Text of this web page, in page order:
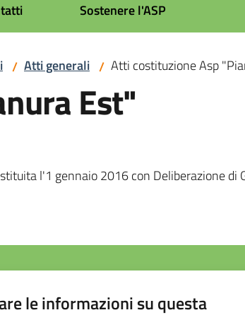
Sostenere l'ASP
/ Atti generali / Atti costituzione Asp
Est"
l'1 gennaio 2016 con Deliberazione
le informazioni su questa